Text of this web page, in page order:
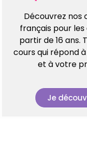
Découvrez nos
français pour
partir de 16 ans.
cours qui répond
et à votre
Je